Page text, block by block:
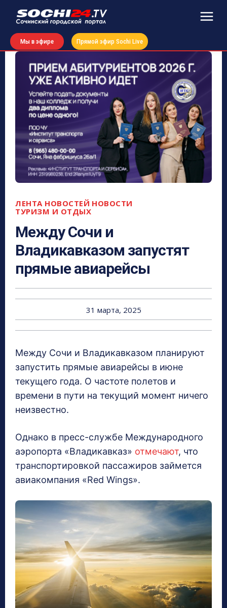
Мы в эфире Прямой эфир Sochi Live
ЛЕНТА НОВОСТЕЙ НОВОСТИ
ТУРИЗМ И ОТДЫХ
Между Сочи и
Владикавказом запустят
прямые авиарейсы
31 марта, 2025
Между Сочи и Владикавказом планируют
запустить прямые авиарейсы в июне
текущего года. О частоте полетов и
времени в пути на текущий момент ничего
неизвестно.
Однако в пресс-службе Международного
аэропорта «Владикавказ» отмечают, что
транспортировкой пассажиров займется
авиакомпания «Red Wings».